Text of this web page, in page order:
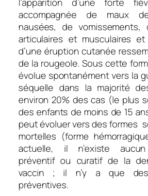
l’apparition d’une forte
accompagnée de maux
nausées, de vomissements,
articulaires et musculaires
d’une éruption cutanée
de la rougeole. Sous cette
évolue spontanément vers la
séquelle dans la majorité
environ 20% des cas (le plus
des enfants de moins de 15
peut évoluer vers des formes
mortelles (forme
actuelle, il n’existe
préventif ou curatif de la
vaccin ; il n’y a que des
préventives.